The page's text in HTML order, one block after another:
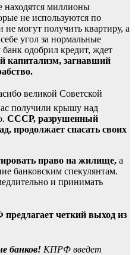
миллионы
не используются по
могут получить квартиру, а
угол за нормальные
одобрил кредит, ждет
капитализм, загнавший
великой Советской
получили крышу над
СССР, разрушенный
продолжает спасать своих
право на жилище, а
банковским спекулянтам.
и принимать
четкий выход из
банков! КПРФ введет